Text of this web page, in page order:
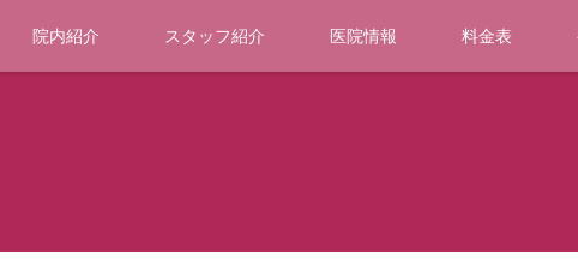
院内紹介 スタッフ紹介 医院情報 料金表